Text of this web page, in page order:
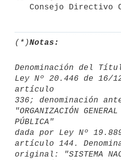
(*)Notas:
Denominación del
Ley Nº 20.446 de 16/
artículo
336; denominación
"ORGANIZACIÓN
PÚBLICA"
dada por Ley Nº
artículo 144.
original: "SISTEMA